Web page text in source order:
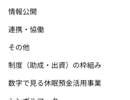
情報公開
連携・協働
その他
制度（助成・出資）の枠組み
数字で見る休眠預金活用事業